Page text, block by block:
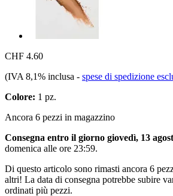
CHF 4.60
(IVA 8,1% inclusa - spese di spedizione
Colore: 1 pz.
Ancora 6 pezzi in magazzino
Consegna entro il giorno giovedì, 13
domenica alle ore 23:59.
Di questo articolo sono rimasti ancora 6
altri! La data di consegna potrebbe subire
ordinati più pezzi.